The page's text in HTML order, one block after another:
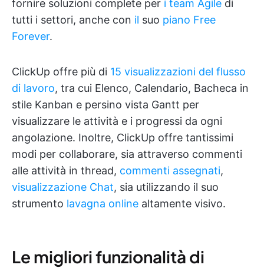
fornire soluzioni complete per i team Agile di
tutti i settori, anche con il suo piano Free
Forever.
ClickUp offre più di 15 visualizzazioni del flusso
di lavoro, tra cui Elenco, Calendario, Bacheca in
stile Kanban e persino vista Gantt per
visualizzare le attività e i progressi da ogni
angolazione. Inoltre, ClickUp offre tantissimi
modi per collaborare, sia attraverso commenti
alle attività in thread, commenti assegnati,
visualizzazione Chat, sia utilizzando il suo
strumento lavagna online altamente visivo.
Le migliori funzionalità di